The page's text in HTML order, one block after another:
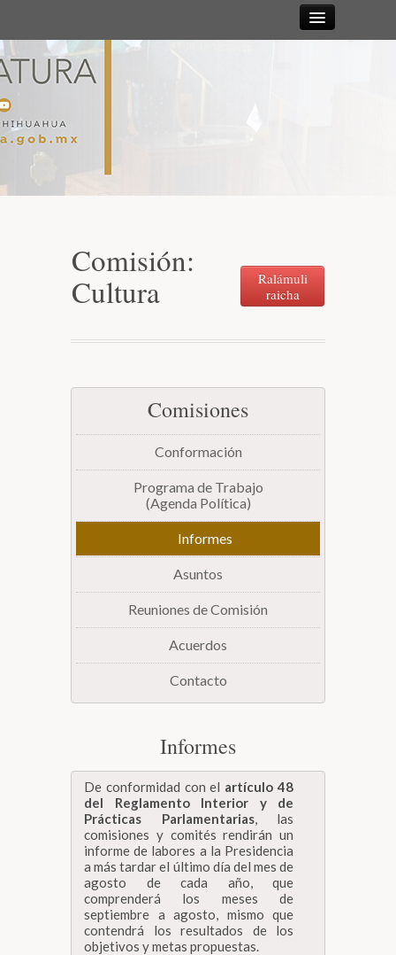
Mesa Directiva y Diputación Permanente
Secretarías
Transparencia
Comisión:
Cultura
Ralámuli
raicha
Comisiones
Conformación
Programa de Trabajo
(Agenda Política)
Informes
Asuntos
Reuniones de Comisión
Acuerdos
Contacto
Informes
De conformidad con el artículo 48
del Reglamento Interior y de
Prácticas Parlamentarias, las
comisiones y comités rendirán un
informe de labores a la Presidencia
a más tardar el último día del mes de
agosto de cada año, que
comprenderá los meses de
septiembre a agosto, mismo que
contendrá los resultados de los
objetivos y metas propuestas.